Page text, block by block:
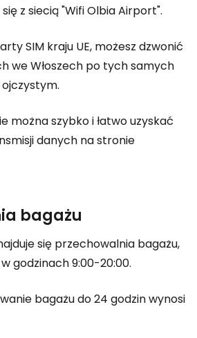
z siecią "Wifi Olbia Airport".
SIM kraju UE, możesz dzwonić
we Włoszech po tych samych
można szybko i łatwo uzyskać
danych na stronie
bagażu
się przechowalnia bagażu,
godzinach 9:00-20:00.
bagażu do 24 godzin wynosi